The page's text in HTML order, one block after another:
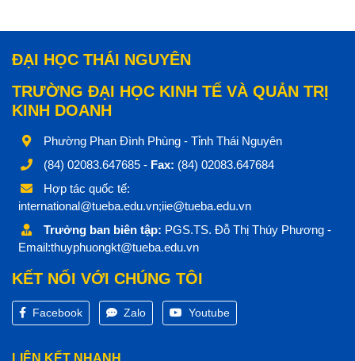
ĐẠI HỌC THÁI NGUYÊN
TRƯỜNG ĐẠI HỌC KINH TẾ VÀ QUẢN TRỊ
KINH DOANH
Phường Phan Đình Phùng - Tỉnh Thái Nguyên
(84) 02083.647685 - Fax: (84) 02083.647684
Hợp tác quốc tế:
international@tueba.edu.vn;iie@tueba.edu.vn
Trưởng ban biên tập: PGS.TS. Đỗ Thị Thúy Phương -
Email:thuyphuongkt@tueba.edu.vn
KẾT NỐI VỚI CHÚNG TÔI
Facebook Zalo Youtube